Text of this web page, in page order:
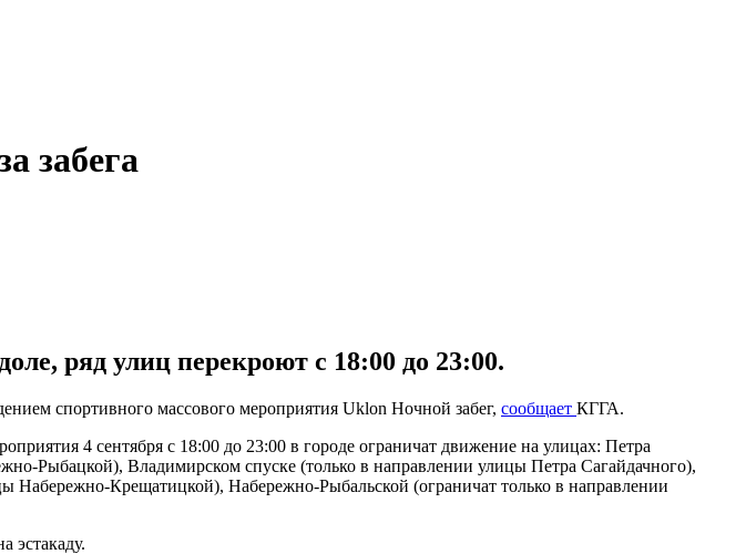
забега
ряд улиц перекроют с 18:00 до 23:00.
спортивного массового мероприятия Uklon Ночной забег, сообщает КГГА.
4 сентября с 18:00 до 23:00 в городе ограничат движение на улицах: Петра
Рыбацкой), Владимирском спуске (только в направлении улицы Петра Сагайдачного),
Набережно-Крещатицкой), Набережно-Рыбальской (ограничат только в направлении
эстакаду.